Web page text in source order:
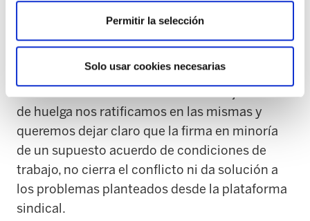
Permitir la selección
Solo usar cookies necesarias
Mas de 400 trabajadores se han concentrado
en el Centro de Salud de Beasain y en el
de huelga nos ratificamos en las mismas y
queremos dejar claro que la firma en minoría
de un supuesto acuerdo de condiciones de
trabajo, no cierra el conflicto ni da solución a
los problemas planteados desde la plataforma
sindical.